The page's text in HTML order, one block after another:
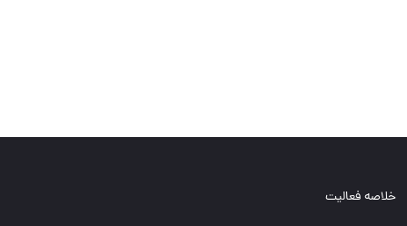
خلاصه فعالیت